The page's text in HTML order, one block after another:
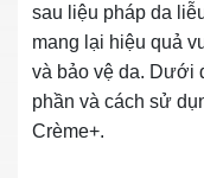
sau liệu pháp da
mang lại hiệu quả
và bảo vệ da. Dưới
phần và cách sử
Crème+.